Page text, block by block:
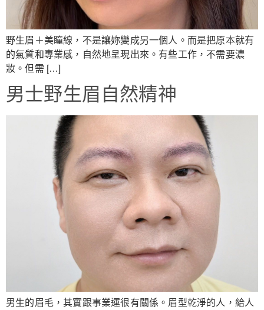
野生眉＋美瞳線，不是讓妳變成另一個人。而是把原本就有
的氣質和專業感，自然地呈現出來。有些工作，不需要濃
妝。但需 […]
男士野生眉自然精神
男生的眉毛，其實跟事業運很有關係。眉型乾淨的人，給人